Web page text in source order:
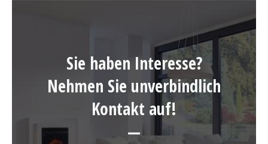
Sie haben Interesse?
Nehmen Sie unverbindlich
Kontakt auf!
—